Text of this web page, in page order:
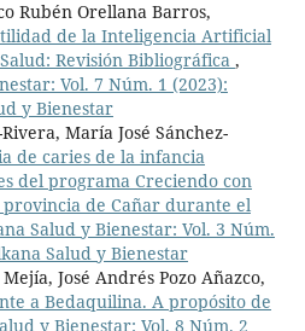
Rubén Orellana Barros,
de la Inteligencia Artificial
Revisión Bibliográfica ,
Vol. 7 Núm. 1 (2023):
y Bienestar
María José Sánchez-
de caries de la infancia
del programa Creciendo con
de Cañar durante el
Salud y Bienestar: Vol. 3 Núm.
Salud y Bienestar
José Andrés Pozo Añazco,
a Bedaquilina. A propósito de
y Bienestar: Vol. 8 Núm. 2